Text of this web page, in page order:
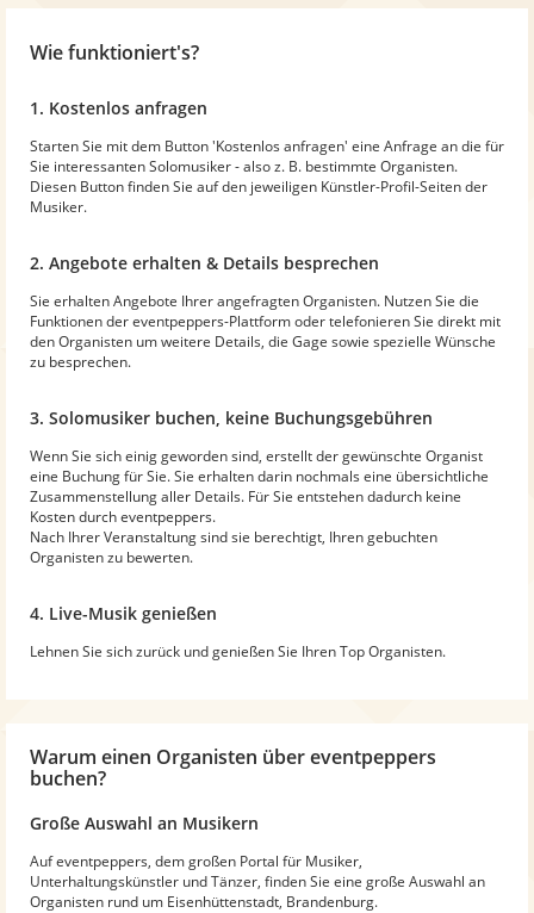
Wie funktioniert's?
1. Kostenlos anfragen
Starten Sie mit dem Button 'Kostenlos anfragen' eine Anfrage an die für
Sie interessanten Solomusiker - also z. B. bestimmte Organisten.
Diesen Button finden Sie auf den jeweiligen Künstler-Profil-Seiten der
Musiker.
2. Angebote erhalten & Details besprechen
Sie erhalten Angebote Ihrer angefragten Organisten. Nutzen Sie die
Funktionen der eventpeppers-Plattform oder telefonieren Sie direkt mit
den Organisten um weitere Details, die Gage sowie spezielle Wünsche
zu besprechen.
3. Solomusiker buchen, keine Buchungsgebühren
Wenn Sie sich einig geworden sind, erstellt der gewünschte Organist
eine Buchung für Sie. Sie erhalten darin nochmals eine übersichtliche
Zusammenstellung aller Details. Für Sie entstehen dadurch keine
Kosten durch eventpeppers.
Nach Ihrer Veranstaltung sind sie berechtigt, Ihren gebuchten
Organisten zu bewerten.
4. Live-Musik genießen
Lehnen Sie sich zurück und genießen Sie Ihren Top Organisten.
Warum einen Organisten über eventpeppers
buchen?
Große Auswahl an Musikern
Auf eventpeppers, dem großen Portal für Musiker,
Unterhaltungskünstler und Tänzer, finden Sie eine große Auswahl an
Organisten rund um Eisenhüttenstadt, Brandenburg.